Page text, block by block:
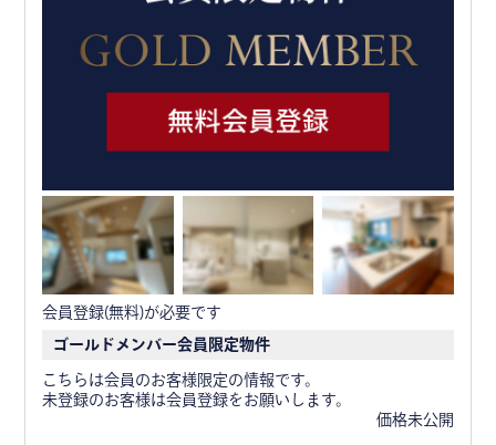
会員登録(無料)が必要です
ゴールドメンバー会員限定物件
こちらは会員のお客様限定の情報です。
未登録のお客様は会員登録をお願いします。
価格未公開